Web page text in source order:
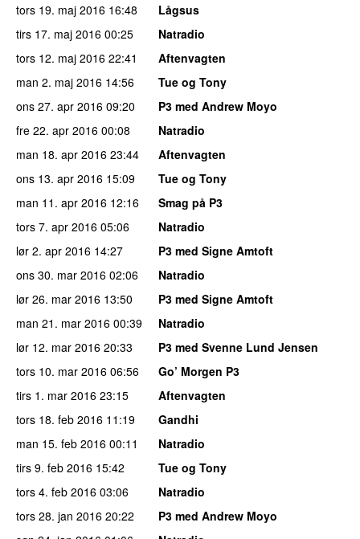
tors 19. maj 2016 16:48
Lågsus
tirs 17. maj 2016 00:25
Natradio
tors 12. maj 2016 22:41
Aftenvagten
man 2. maj 2016 14:56
Tue og Tony
ons 27. apr 2016 09:20
P3 med Andrew Moyo
fre 22. apr 2016 00:08
Natradio
man 18. apr 2016 23:44
Aftenvagten
ons 13. apr 2016 15:09
Tue og Tony
man 11. apr 2016 12:16
Smag på P3
tors 7. apr 2016 05:06
Natradio
lør 2. apr 2016 14:27
P3 med Signe Amtoft
ons 30. mar 2016 02:06
Natradio
lør 26. mar 2016 13:50
P3 med Signe Amtoft
man 21. mar 2016 00:39
Natradio
lør 12. mar 2016 20:33
P3 med Svenne Lund Jensen
tors 10. mar 2016 06:56
Go’ Morgen P3
tirs 1. mar 2016 23:15
Aftenvagten
tors 18. feb 2016 11:19
Gandhi
man 15. feb 2016 00:11
Natradio
tirs 9. feb 2016 15:42
Tue og Tony
tors 4. feb 2016 03:06
Natradio
tors 28. jan 2016 20:22
P3 med Andrew Moyo